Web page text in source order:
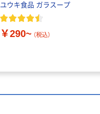
ユウキ食品 ガラスープ
￥290~ （税込）
本気プライス
アスクル トイ
レクリーナー